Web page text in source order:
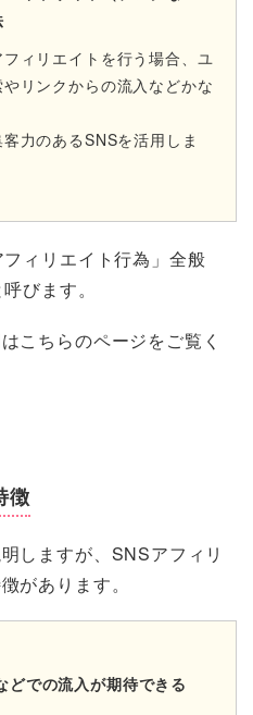
ィリエイトを行う場合、ユ
リンクからの流入などかな
力のあるSNSを活用しま
ィリエイト行為」全般
びます。
こちらのページをご覧く
徴
しますが、SNSアフィリ
があります。
どでの流入が期待できる